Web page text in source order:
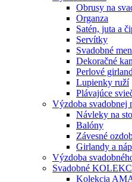
Obrusy na
Organza
Satén, juta a
Servítky
Svadobné
Dekoračné
Perlové
Lupienky ruží
Plávajúce
Výzdoba svadobnej
Návleky na
Balóny
Závesné
Girlandy a
Výzdoba
Svadobné
Kolekcia